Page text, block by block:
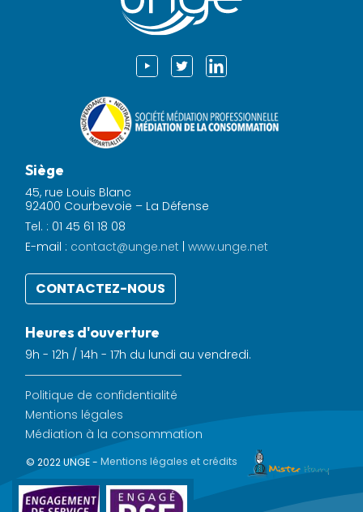
Siège
45, rue Louis Blanc
92400 Courbevoie – La Défense
Tel. : 01 45 61 18 08
E-mail : contact@unge.net | www.unge.net
CONTACTEZ-NOUS
Heures d'ouverture
9h - 12h / 14h - 17h du lundi au vendredi.
Politique de confidentialité
Mentions légales
Médiation à la consommation
© 2022 UNGE - Mentions légales et crédits